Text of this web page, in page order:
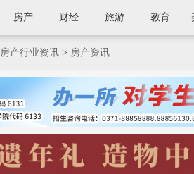
房产 财经 旅游 教育
房产行业资讯 > 房产资讯